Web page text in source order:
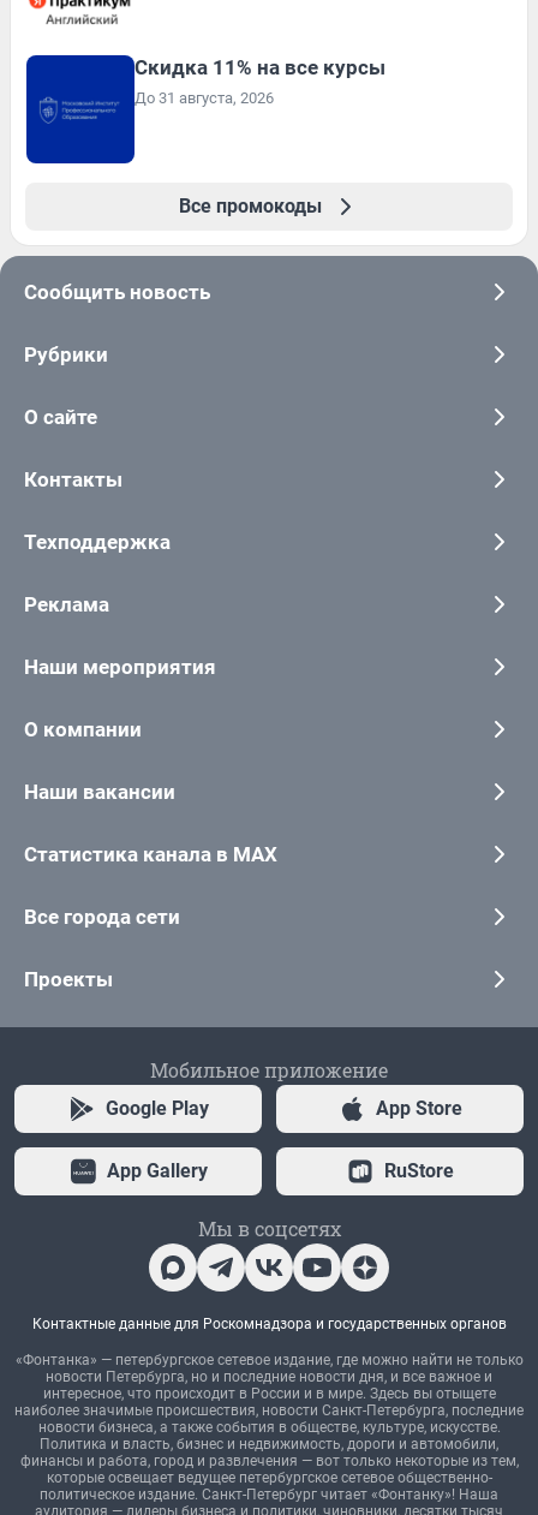
Скидка 11% на все курсы
До 31 августа, 2026
Все промокоды
Сообщить новость
Рубрики
О сайте
Контакты
Техподдержка
Реклама
Наши мероприятия
О компании
Наши вакансии
Статистика канала в MAX
Все города сети
Проекты
Мобильное приложение
Google Play App Store
App Gallery RuStore
Мы в соцсетях
Контактные данные для Роскомнадзора и государственных органов
«Фонтанка» — петербургское сетевое издание, где можно найти не только
новости Петербурга, но и последние новости дня, и все важное и
интересное, что происходит в России и в мире. Здесь вы отыщете
наиболее значимые происшествия, новости Санкт-Петербурга, последние
новости бизнеса, а также события в обществе, культуре, искусстве.
Политика и власть, бизнес и недвижимость, дороги и автомобили,
финансы и работа, город и развлечения — вот только некоторые из тем,
которые освещает ведущее петербургское сетевое общественно-
политическое издание. Санкт-Петербург читает «Фонтанку»! Наша
аудитория — лидеры бизнеса и политики, чиновники, десятки тысяч